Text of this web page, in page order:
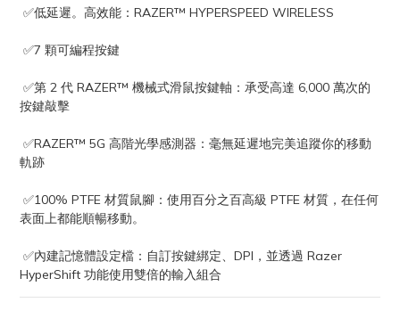
✅低延遲。高效能：RAZER™ HYPERSPEED WIRELESS
✅7 顆可編程按鍵
按鍵敲擊
軌跡
表面上都能順暢移動。
HyperShift 功能使用雙倍的輸入組合